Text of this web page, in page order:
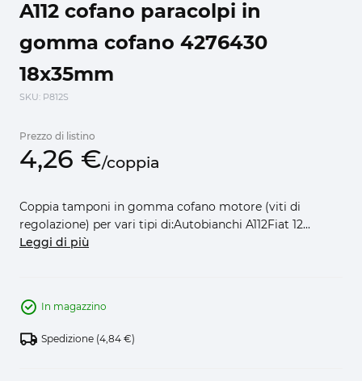
A112 cofano paracolpi in
gomma cofano 4276430
18x35mm
SKU: P812S
Prezzo di listino
4,26 €/coppia
Coppia tamponi in gomma cofano motore (viti di
regolazione) per vari tipi di:Autobianchi A112Fiat 12...
Leggi di più
In magazzino
Spedizione (4,84 €)